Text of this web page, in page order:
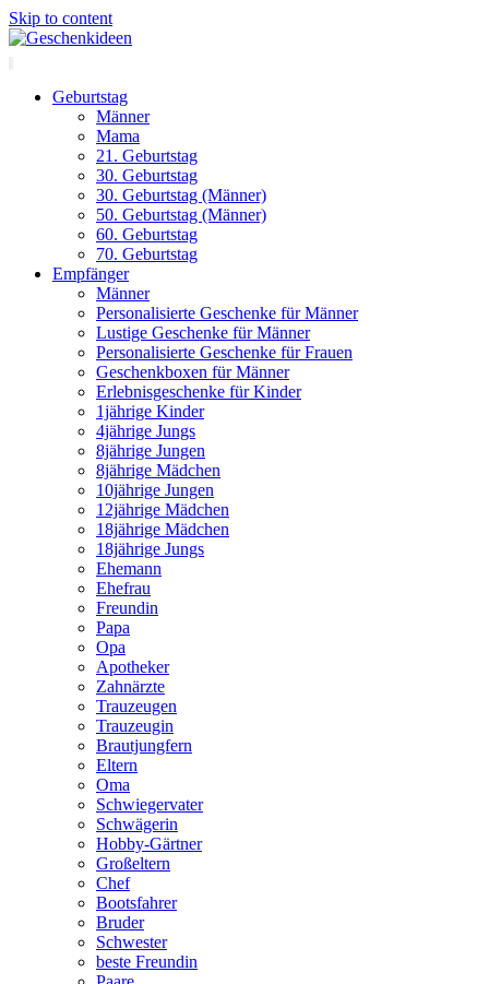
Skip to content
Geburtstag
Männer
Mama
21. Geburtstag
30. Geburtstag
30. Geburtstag (Männer)
50. Geburtstag (Männer)
60. Geburtstag
70. Geburtstag
Empfänger
Männer
Personalisierte Geschenke für Männer
Lustige Geschenke für Männer
Personalisierte Geschenke für Frauen
Geschenkboxen für Männer
Erlebnisgeschenke für Kinder
1jährige Kinder
4jährige Jungs
8jährige Jungen
8jährige Mädchen
10jährige Jungen
12jährige Mädchen
18jährige Mädchen
18jährige Jungs
Ehemann
Ehefrau
Freundin
Papa
Opa
Apotheker
Zahnärzte
Trauzeugen
Trauzeugin
Brautjungfern
Eltern
Oma
Schwiegervater
Schwägerin
Hobby-Gärtner
Großeltern
Chef
Bootsfahrer
Bruder
Schwester
beste Freundin